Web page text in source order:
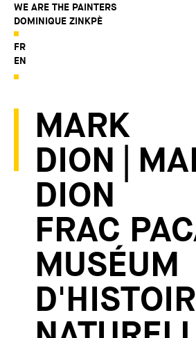
WE ARE THE PAINTERS
DOMINIQUE ZINKPÈ
FR
EN
MARK
DION |
DION
FRAC
MUSÉUM